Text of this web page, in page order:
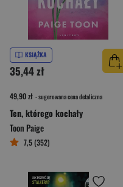
KSIĄŻKA
35,44 zł
49,90 zł - sugerowana cena detaliczna
Ten, którego kochały
Toon Paige
7,5 (352)